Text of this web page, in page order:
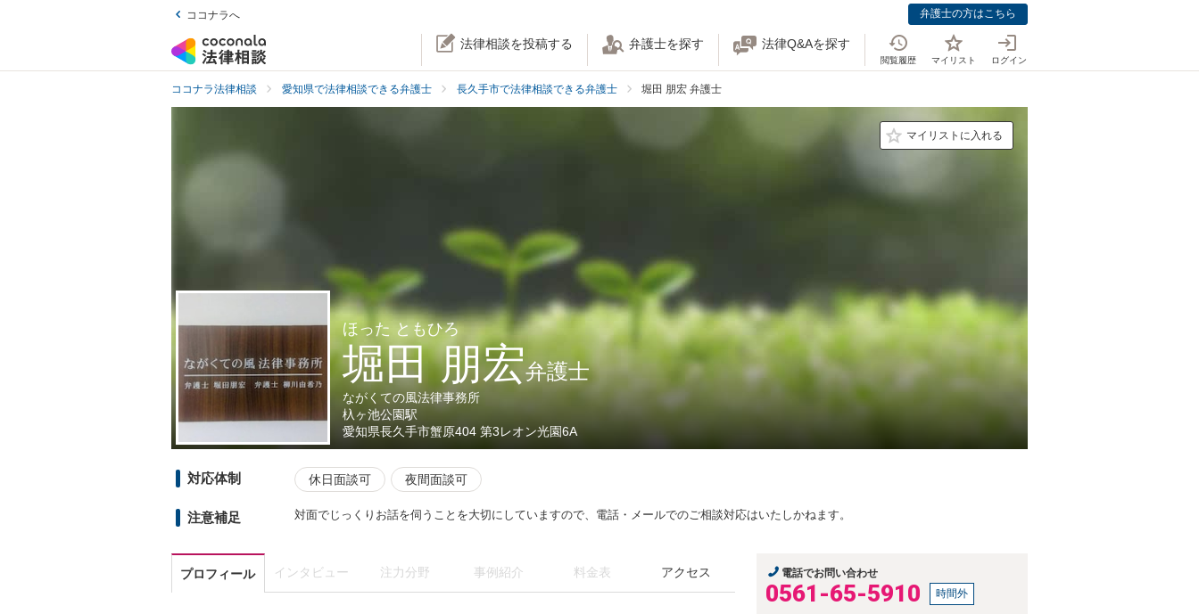
ココナラへ 弁護士の方はこちら
法律相談を投稿する 弁護士を探す 法律Q&Aを探す
閲覧履歴 マイリスト ログイン
ココナラ法律相談 愛知県で法律相談できる弁護士 長久手市で法律相談できる弁護士 堀田 朋宏 弁護士
マイリストに入れる
ほった ともひろ
堀田 朋宏弁護士
ながくての風法律事務所
杁ヶ池公園駅
愛知県長久手市蟹原404 第3レオン光園6A
対応体制 休日面談可 夜間面談可
注意補足 対面でじっくりお話を伺うことを大切にしていますので、電話・メールでのご相談対応はいたしかねます。
プロフィール インタビュー 注力分野 事例紹介 料金表 アクセス 電話でお問い合わせ
0561-65-5910 時間外